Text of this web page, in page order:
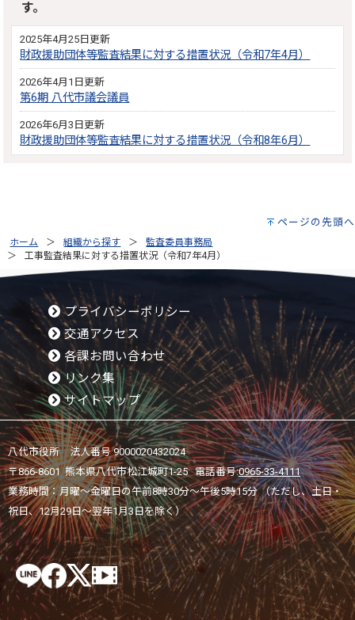
す。
2025年4月25日更新
財政援助団体等監査結果に対する措置状況（令和7年4月）
2026年4月1日更新
第6期 八代市議会議員
2026年6月3日更新
財政援助団体等監査結果に対する措置状況（令和8年6月）
ページの先頭へ
ホーム 組織から探す
監査委員事務局
工事監査結果に対する措置状況（令和7年4月）
プライバシーポリシー
交通アクセス
各課お問い合わせ
リンク集
サイトマップ
八代市役所 法人番号 9000020432024
〒866-8601 熊本県八代市松江城町1-25 電話番号:0965-33-4111
業務時間：月曜～金曜日の午前8時30分～午後5時15分 （ただし、土日・
祝日、12月29日～翌年1月3日を除く）